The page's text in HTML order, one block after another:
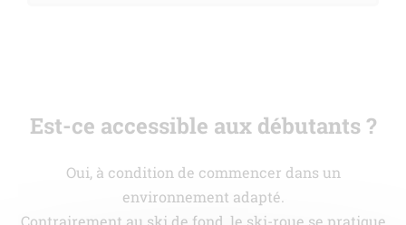
Est-ce accessible aux débutants ?
Oui, à condition de commencer dans un
environnement adapté.
Contrairement au ski de fond, le ski-roue se pratique